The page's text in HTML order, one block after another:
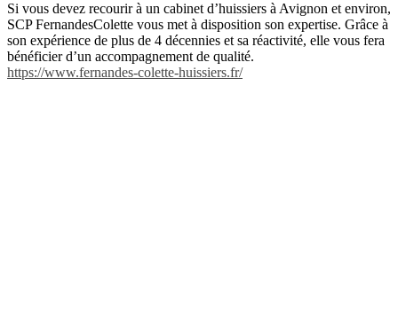
Si vous devez recourir à un cabinet d’huissiers à Avignon et environ,
SCP FernandesColette vous met à disposition son expertise. Grâce à
son expérience de plus de 4 décennies et sa réactivité, elle vous fera
bénéficier d’un accompagnement de qualité.
https://www.fernandes-colette-huissiers.fr/